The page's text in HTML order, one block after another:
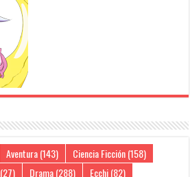
Aventura(143) Ciencia Ficción(158)
(27) Drama(288) Ecchi(82)